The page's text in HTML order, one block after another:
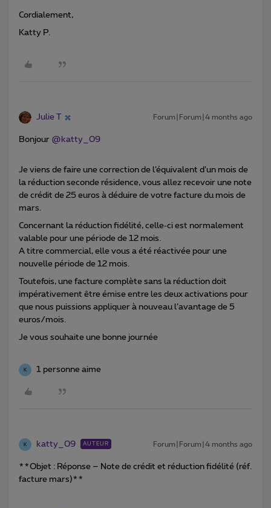
Cordialement,
Katty P.
Julie T Forum|Forum|4 months ago
Bonjour ​ @katty_09
Je viens de faire une correction de l’équivalent d’un mois de
la réduction seconde résidence, vous allez recevoir une note
de crédit de 25 euros à déduire de votre facture du mois de
mars.
Concernant la réduction fidélité, celle‑ci est normalement
valable pour une période de 12 mois.
A titre commercial, elle vous a été réactivée pour une
nouvelle période de 12 mois.
Toutefois, une facture complète sans la réduction doit
impérativement être émise entre les deux activations pour
que nous puissions appliquer à nouveau l’avantage de 5
euros/mois.
Je vous souhaite une bonne journée
K 1 personne aime
K katty_09 AUTEUR Forum|Forum|4 months ago
**Objet : Réponse – Note de crédit et réduction fidélité (réf.
facture mars)**